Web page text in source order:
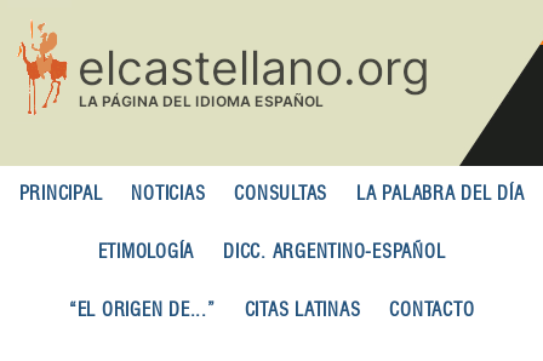
contenido
principal
PRINCIPAL NOTICIAS CONSULTAS LA PALABRA DEL DÍA
ETIMOLOGÍA DICC. ARGENTINO-ESPAÑOL
“EL ORIGEN DE...” CITAS LATINAS CONTACTO